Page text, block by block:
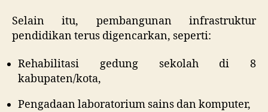
Selain itu, pembangunan infrastruktur
pendidikan terus digencarkan, seperti:
Rehabilitasi gedung sekolah di 8
kabupaten/kota,
Pengadaan laboratorium sains dan komputer,